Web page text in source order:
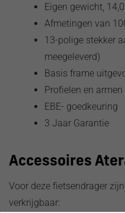
Eigen gewicht,
Afmetingen van
13-polige stekker
meegeleverd)
Basis frame
Profielen en
EBE- goedkeuring
3 Jaar Garantie
Accessoires
Voor deze fietsendrager
verkrijgbaar: